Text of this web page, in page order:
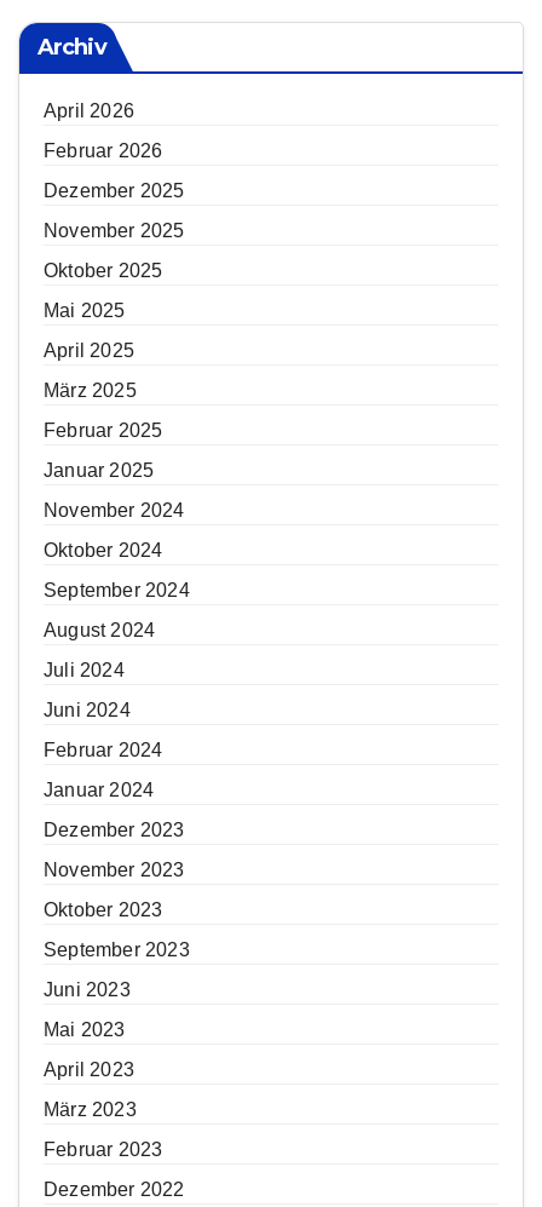
Archiv
April 2026
Februar 2026
Dezember 2025
November 2025
Oktober 2025
Mai 2025
April 2025
März 2025
Februar 2025
Januar 2025
November 2024
Oktober 2024
September 2024
August 2024
Juli 2024
Juni 2024
Februar 2024
Januar 2024
Dezember 2023
November 2023
Oktober 2023
September 2023
Juni 2023
Mai 2023
April 2023
März 2023
Februar 2023
Dezember 2022